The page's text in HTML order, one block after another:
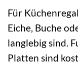
Für
Eiche, Buche
langlebig sind.
Platten sind